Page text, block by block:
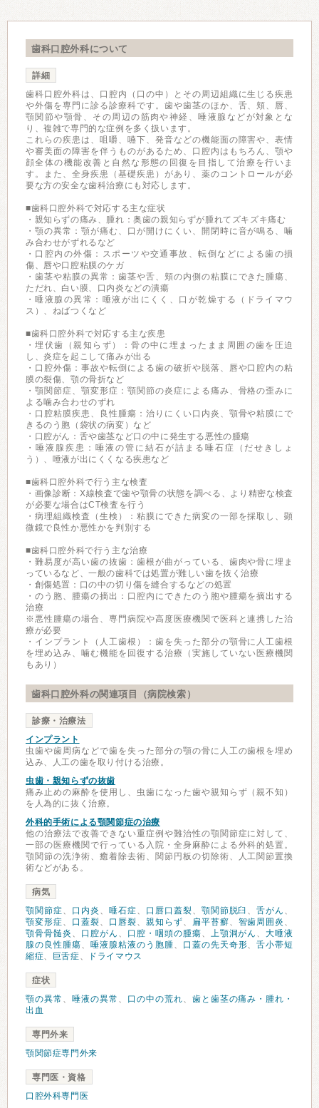
歯科口腔外科について
詳細
歯科口腔外科は、口腔内（口の中）とその周辺組織に生じる疾患
や外傷を専門に診る診療科です。歯や歯茎のほか、舌、頬、唇、
顎関節や顎骨、その周辺の筋肉や神経、唾液腺などが対象とな
り、複雑で専門的な症例を多く扱います。
これらの疾患は、咀嚼、嚥下、発音などの機能面の障害や、表情
や審美面の障害を伴うものがあるため、口腔内はもちろん、顎や
顔全体の機能改善と自然な形態の回復を目指して治療を行いま
す。また、全身疾患（基礎疾患）があり、薬のコントロールが必
要な方の安全な歯科治療にも対応します。
■歯科口腔外科で対応する主な症状
・親知らずの痛み、腫れ：奥歯の親知らずが腫れてズキズキ痛む
・顎の異常：顎が痛む、口が開けにくい、開閉時に音が鳴る、噛
み合わせがずれるなど
・口腔内の外傷：スポーツや交通事故、転倒などによる歯の損
傷、唇や口腔粘膜のケガ
・歯茎や粘膜の異常：歯茎や舌、頬の内側の粘膜にできた腫瘍、
ただれ、白い膜、口内炎などの潰瘍
・唾液腺の異常：唾液が出にくく、口が乾燥する（ドライマウ
ス）、ねばつくなど
■歯科口腔外科で対応する主な疾患
・埋伏歯（親知らず）：骨の中に埋まったまま周囲の歯を圧迫
し、炎症を起こして痛みが出る
・口腔外傷：事故や転倒による歯の破折や脱落、唇や口腔内の粘
膜の裂傷、顎の骨折など
・顎関節症、顎変形症：顎関節の炎症による痛み、骨格の歪みに
よる噛み合わせのずれ
・口腔粘膜疾患、良性腫瘍：治りにくい口内炎、顎骨や粘膜にで
きるのう胞（袋状の病変）など
・口腔がん：舌や歯茎など口の中に発生する悪性の腫瘍
・唾液腺疾患：唾液の管に結石が詰まる唾石症（だせきしょ
う）、唾液が出にくくなる疾患など
■歯科口腔外科で行う主な検査
・画像診断：X線検査で歯や顎骨の状態を調べる、より精密な検査
が必要な場合はCT検査を行う
・病理組織検査（生検）：粘膜にできた病変の一部を採取し、顕
微鏡で良性か悪性かを判別する
■歯科口腔外科で行う主な治療
・難易度が高い歯の抜歯：歯根が曲がっている、歯肉や骨に埋ま
っているなど、一般の歯科では処置が難しい歯を抜く治療
・創傷処置：口の中の切り傷を縫合するなどの処置
・のう胞、腫瘍の摘出：口腔内にできたのう胞や腫瘍を摘出する
治療
※悪性腫瘍の場合、専門病院や高度医療機関で医科と連携した治
療が必要
・インプラント（人工歯根）：歯を失った部分の顎骨に人工歯根
を埋め込み、噛む機能を回復する治療（実施していない医療機関
もあり）
歯科口腔外科の関連項目（病院検索）
診療・治療法
インプラント
虫歯や歯周病などで歯を失った部分の顎の骨に人工の歯根を埋め
込み、人工の歯を取り付ける治療。
虫歯・親知らずの抜歯
痛み止めの麻酔を使用し、虫歯になった歯や親知らず（親不知）
を人為的に抜く治療。
外科的手術による顎関節症の治療
他の治療法で改善できない重症例や難治性の顎関節症に対して、
一部の医療機関で行っている入院・全身麻酔による外科的処置。
顎関節の洗浄術、癒着除去術、関節円板の切除術、人工関節置換
術などがある。
病気
顎関節症、 口内炎 、 唾石症、 口唇口蓋裂、 顎関節脱臼 、舌がん 、
顎変形症、 口蓋裂、 口唇裂、 親知らず、 扁平苔癬、 智歯周囲炎 、
顎骨骨髄炎 、 口腔がん 、 口腔・咽頭の腫瘍、 上顎洞がん 、大唾液
腺の良性腫瘍、 唾液腺粘液のう胞腫、 口蓋の先天奇形、舌小帯短
縮症、 巨舌症、 ドライマウス
症状
顎の異常 、 唾液の異常 、 口の中の荒れ、 歯と歯茎の痛み・腫れ・
出血
専門外来
顎関節症専門外来
専門医・資格
口腔外科専門医